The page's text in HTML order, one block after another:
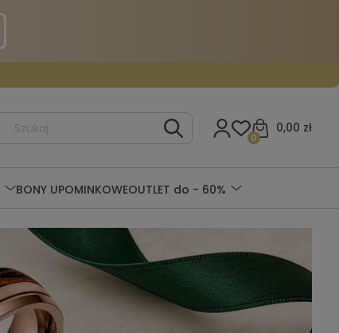
0,00 zł
0
BONY UPOMINKOWEOUTLET do - 60%